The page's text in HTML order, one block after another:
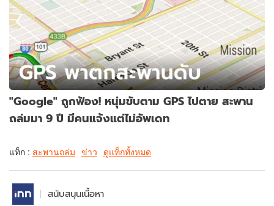
"Google" ถูกฟ้อง! หนุ่มขับตาม GPS ไปตาย สะพาน
ถล่มมา 9 ปี มีคนแจ้งแต่ไม่อัพเดท
แท็ก : สะพานถล่ม ข่าว ดูแท็กทั้งหมด
สนับสนุนเนื้อหา